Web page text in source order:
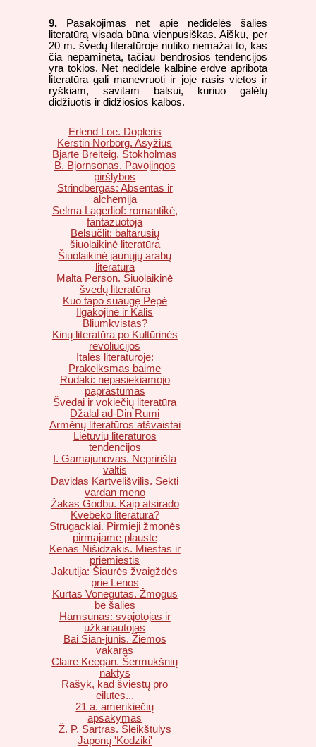
9. Pasakojimas net apie nedidelės šalies
literatūrą visada būna vienpusiškas. Aišku, per
20 m. švedų literatūroje nutiko nemažai to, kas
čia nepaminėta, tačiau bendrosios tendencijos
yra tokios. Net nedidele kalbine erdve apribota
literatūra gali manevruoti ir joje rasis vietos ir
ryškiam, savitam balsui, kuriuo galėtų
didžiuotis ir didžiosios kalbos.
Erlend Loe. Dopleris
Kerstin Norborg. Asyžius
Bjarte Breiteig. Stokholmas
B. Bjornsonas. Pavojingos
piršlybos
Strindbergas: Absentas ir
alchemija
Selma Lagerliof: romantikė,
fantazuotoja
Belsučlit: baltarusių
šiuolaikinė literatūra
Šiuolaikinė jaunųjų arabų
literatūra
Malta Person. Šiuolaikinė
švedų literatūra
Kuo tapo suaugę Pepė
Ilgakojinė ir Kalis
Bliumkvistas?
Kinų literatūra po Kultūrinės
revoliucijos
Italės literatūroje:
Prakeiksmas baime
Rudaki: nepasiekiamojo
paprastumas
Švedai ir vokiečių literatūra
Džalal ad-Din Rumi
Armėnų literatūros atšvaistai
Lietuvių literatūros
tendencijos
I. Gamajunovas. Nepririšta
valtis
Davidas Kartvelišvilis. Sekti
vardan meno
Žakas Godbu. Kaip atsirado
Kvebeko literatūra?
Strugackiai. Pirmieji žmonės
pirmajame plauste
Kenas Nišidzakis. Miestas ir
priemiestis
Jakutija: Šiaurės žvaigždės
prie Lenos
Kurtas Vonegutas. Žmogus
be šalies
Hamsunas: svajotojas ir
užkariautojas
Bai Sian-junis. Žiemos
vakaras
Claire Keegan. Šermukšnių
naktys
Rašyk, kad šviestų pro
eilutes...
21 a. amerikiečių
apsakymas
Ž. P. Sartras. Šleikštulys
Japonų 'Kodziki'